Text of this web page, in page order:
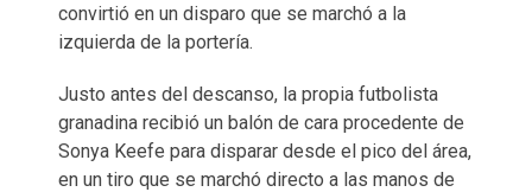
convirtió en un disparo que se marchó a la
izquierda de la portería.
Justo antes del descanso, la propia futbolista
granadina recibió un balón de cara procedente de
Sonya Keefe para disparar desde el pico del área,
en un tiro que se marchó directo a las manos de